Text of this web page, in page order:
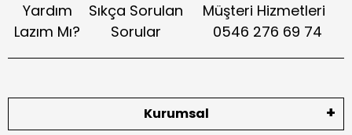
Yardım
Lazım Mı?
Sıkça Sorulan
Sorular
Müşteri Hizmetleri
0546 276 69 74
Kurumsal